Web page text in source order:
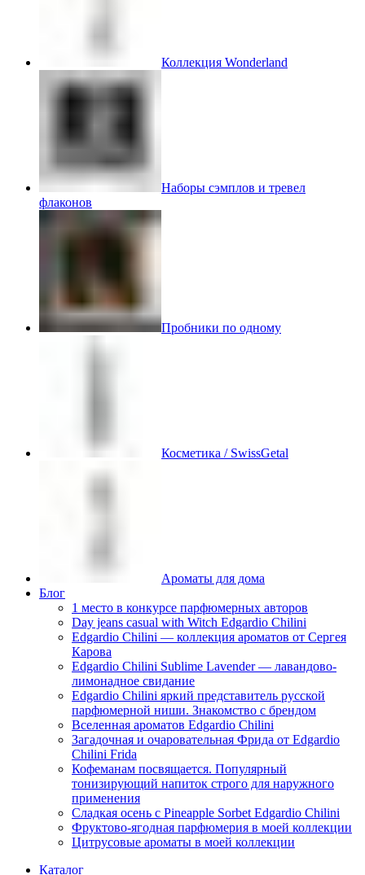
Коллекция Wonderland
Наборы сэмплов и тревел
флаконов
Пробники по одному
Косметика / SwissGetal
Ароматы для дома
Блог
1 место в конкурсе парфюмерных авторов
Day jeans casual with Witch Edgardio Chilini
Edgardio Chilini — коллекция ароматов от Сергея
Карова
Edgardio Chilini Sublime Lavender — лавандово-
лимонадное свидание
Edgardio Chilini яркий представитель русской
парфюмерной ниши. Знакомство с брендом
Вселенная ароматов Edgardio Chilini
Загадочная и очаровательная Фрида от Edgardio
Chilini Frida
Кофеманам посвящается. Популярный
тонизирующий напиток строго для наружного
применения
Сладкая осень с Pineapple Sorbet Edgardio Chilini
Фруктово-ягодная парфюмерия в моей коллекции
​Цитрусовые ароматы в моей коллекции
Каталог